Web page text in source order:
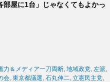
部屋に1台」じゃなくてもよかっ
力＆メディア一刀両断 地域政党 左派
会 東京都議選 石丸伸二 立憲民主党